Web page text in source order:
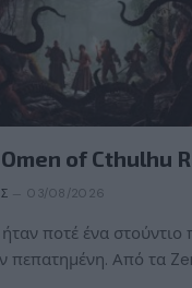
of Cthulhu
03/08/2026
ποτέ ένα στούντιο
πεπατημένη. Από τα